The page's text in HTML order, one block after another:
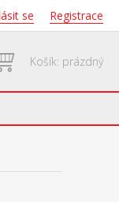
se Registrace
Košík: prázdný